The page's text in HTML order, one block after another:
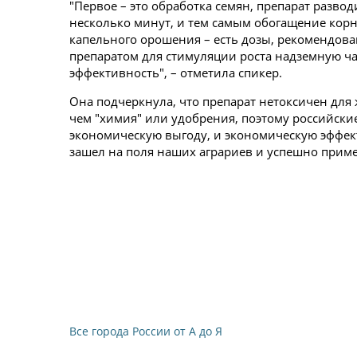
"Первое – это обработка семян, препарат
несколько минут, и тем самым обогащение
капельного орошения – есть дозы,
препаратом для стимуляции роста надземную
эффективность", – отметила спикер.
Она подчеркнула, что препарат нетоксичен
чем "химия" или удобрения, поэтому
экономическую выгоду, и экономическую
зашел на поля наших аграриев и успешно
Все города России от А до Я